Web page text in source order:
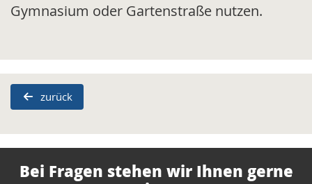
Gymnasium oder Gartenstraße nutzen.
zurück
Bei Fragen stehen wir Ihnen gerne